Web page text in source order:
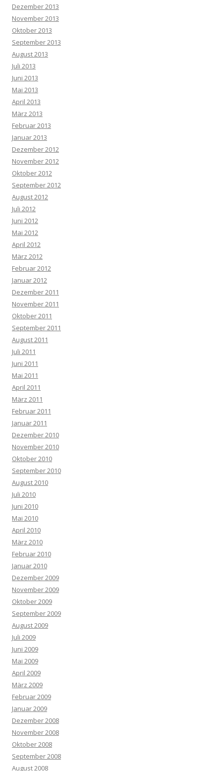
Dezember 2013
November 2013
Oktober 2013
September 2013
August 2013
Juli 2013
Juni 2013
Mai 2013
April 2013
März 2013
Februar 2013
Januar 2013
Dezember 2012
November 2012
Oktober 2012
September 2012
August 2012
Juli 2012
Juni 2012
Mai 2012
April 2012
März 2012
Februar 2012
Januar 2012
Dezember 2011
November 2011
Oktober 2011
September 2011
August 2011
Juli 2011
Juni 2011
Mai 2011
April 2011
März 2011
Februar 2011
Januar 2011
Dezember 2010
November 2010
Oktober 2010
September 2010
August 2010
Juli 2010
Juni 2010
Mai 2010
April 2010
März 2010
Februar 2010
Januar 2010
Dezember 2009
November 2009
Oktober 2009
September 2009
August 2009
Juli 2009
Juni 2009
Mai 2009
April 2009
März 2009
Februar 2009
Januar 2009
Dezember 2008
November 2008
Oktober 2008
September 2008
August 2008